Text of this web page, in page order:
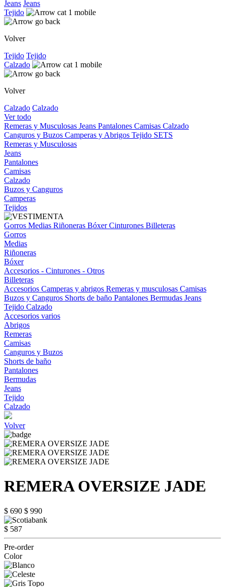
Jeans Jeans
Tejido
Volver
Tejido Tejido
Calzado
Volver
Calzado Calzado
Ver todo
Remeras y Musculosas Jeans Pantalones Camisas Calzado
Canguros y Buzos Camperas y Abrigos Tejido SETS
Remeras y Musculosas
Jeans
Pantalones
Camisas
Calzado
Buzos y Canguros
Camperas
Tejidos
Gorros Medias Riñoneras BóxerCinturones Billeteras
Gorros
Medias
Riñoneras
Bóxer
Accesorios - Cinturones - Otros
Billeteras
Accesorios Camperas y abrigos Remeras y musculosas Camisas
Buzos y Canguros Shorts de baño Pantalones Bermudas Jeans
Tejido Calzado
Accesorios varios
Abrigos
Remeras
Camisas
Canguros y Buzos
Shorts de baño
Pantalones
Bermudas
Jeans
Tejido
Calzado
Volver
REMERA OVERSIZE JADE
$ 690 $ 990
$ 587
Pre-order
Color